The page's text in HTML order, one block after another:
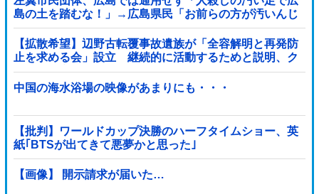
島の土を踏むな！」→広島県民「お前らの方が汚いんじ
ゃ！」「ワシらが広島県民じゃ」
【拡散希望】辺野古転覆事故遺族が「全容解明と再発防
止を求める会」設立 継続的に活動するためと説明、ク
ラファン立ち上げも準備
中国の海水浴場の映像があまりにも・・・
【批判】ワールドカップ決勝のハーフタイムショー、英
紙｢BTSが出てきて悪夢かと思った｣
【画像】 開示請求が届いた…